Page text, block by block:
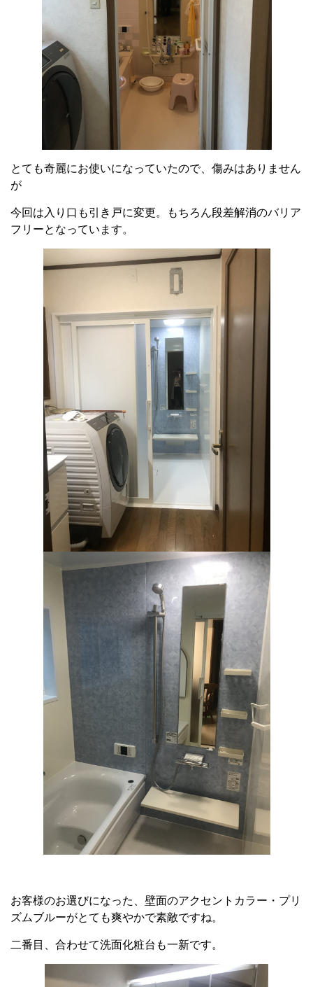
とても奇麗にお使いになっていたので、傷みはありません
が
今回は入り口も引き戸に変更。もちろん段差解消のバリア
フリーとなっています。
お客様のお選びになった、壁面のアクセントカラー・プリ
ズムブルーがとても爽やかで素敵ですね。
二番目、合わせて洗面化粧台も一新です。